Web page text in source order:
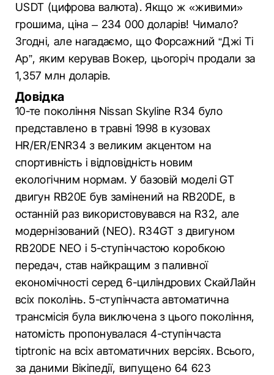
USDT (цифрова валюта). Якщо ж «живими»
грошима, ціна – 234 000 доларів! Чимало?
Згодні, але нагадаємо, що Форсажний “Джі Ті
Ар”, яким керував Вокер, цьогоріч продали за
1,357 млн доларів.
Довідка
10-те покоління Nissan Skyline R34 було
представлено в травні 1998 в кузовах
HR/ER/ENR34 з великим акцентом на
спортивність і відповідність новим
екологічним нормам. У базовій моделі GT
двигун RB20E був замінений на RB20DE, в
останній раз використовувався на R32, але
модернізований (NEO). R34GT з двигуном
RB20DE NEO і 5-ступінчастою коробкою
передач, став найкращим з паливної
економічності серед 6-циліндрових СкайЛайн
всіх поколінь. 5-ступінчаста автоматична
трансмісія була виключена з цього покоління,
натомість пропонувалася 4-ступінчаста
tiptronic на всіх автоматичних версіях. Всього,
за даними Вікіпедії, випущено 64 623